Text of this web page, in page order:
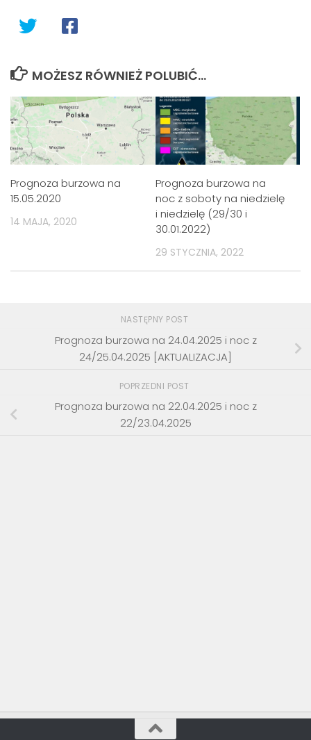
MOŻESZ RÓWNIEŻ POLUBIĆ…
Prognoza burzowa na
15.05.2020
14 MAJA, 2020
Prognoza burzowa na
noc z soboty na niedzielę
i niedzielę (29/30 i
30.01.2022)
29 STYCZNIA, 2022
NASTĘPNY POST
Prognoza burzowa na 24.04.2025 i noc z
24/25.04.2025 [AKTUALIZACJA]
POPRZEDNI POST
Prognoza burzowa na 22.04.2025 i noc z
22/23.04.2025